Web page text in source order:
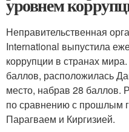
уровнем
Неправительственная
International выпустила
коррупции в странах
баллов, расположилась
место, набрав 28 баллов.
по сравнению с прошлым
Парагваем и Киргизией.